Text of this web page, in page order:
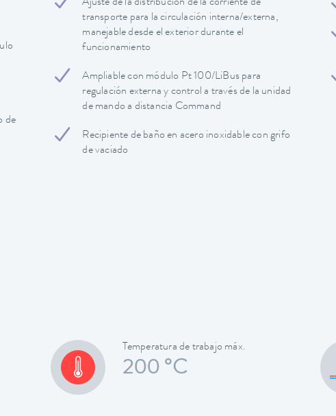
de
Ajuste de la distribución de la corriente de
transporte para la circulación interna/externa,
manejable desde el exterior durante el
funcionamiento
Ampliable con módulo Pt 100/LiBus para
regulación externa y control a través de la unidad
de mando a distancia Command
Recipiente de baño en acero inoxidable con grifo
de vaciado
Temperatura de trabajo máx.
200 °C